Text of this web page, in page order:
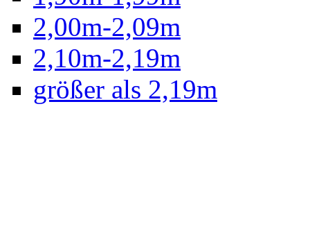
2,00m-2,09m
2,10m-2,19m
größer als 2,19m